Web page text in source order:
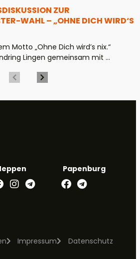
ZUR
WAHL – „OHNE DICH WIRD‘S
Motto „Ohne Dich wird’s nix.“
Lingen gemeinsam mit ...
Papenburg
Impressum
Datenschutz